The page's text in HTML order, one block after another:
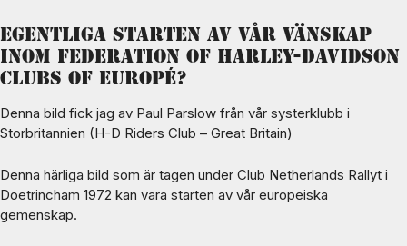
Egentliga starten av vår vänskap
inom Federation of Harley-Davidson
Clubs of europé?
Denna bild fick jag av Paul Parslow från vår systerklubb i
Storbritannien (H-D Riders Club – Great Britain)
Denna härliga bild som är tagen under Club Netherlands Rallyt i
Doetrincham 1972 kan vara starten av vår europeiska
gemenskap.